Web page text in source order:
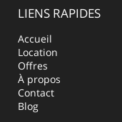
LIENS RAPIDES
Accueil
Location
Offres
À propos
Contact
Blog